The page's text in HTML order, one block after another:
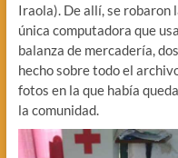
Iraola). De allí, se robaron
única computadora que
balanza de mercadería,
hecho sobre todo el
fotos en la que había
la comunidad.